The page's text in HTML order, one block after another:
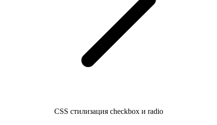
CSS стилизация checkbox и radio